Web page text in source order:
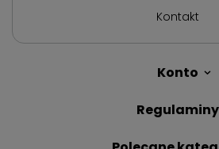
Kontakt
Konto
Regulaminy